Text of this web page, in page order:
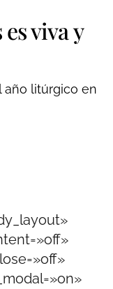
viva y
año litúrgico en